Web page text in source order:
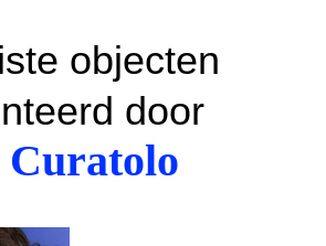
objecten
door